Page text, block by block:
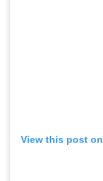
View this post